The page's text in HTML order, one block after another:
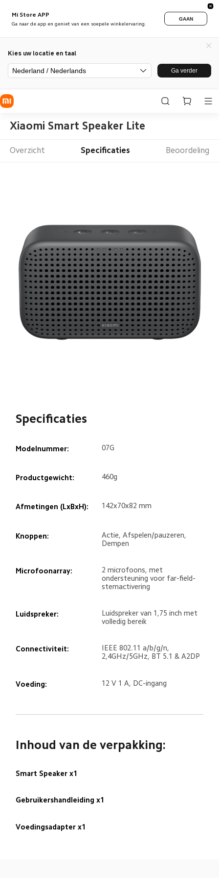
Mi Store APP
Ga naar de app en geniet van een soepele winkelervaring.
GAAN
Kies uw locatie en taal
Nederland / Nederlands Ga verder
Xiaomi Smart Speaker Lite
Overzicht Specificaties Beoordeling
Specificaties
Modelnummer: 07G
Productgewicht: 460g
Afmetingen (LxBxH): 142x70x82 mm
Knoppen:
Actie, Afspelen/pauzeren,
Dempen
Microfoonarray:
2 microfoons, met
ondersteuning voor far-field-
stemactivering
Luidspreker:
Luidspreker van 1,75 inch met
volledig bereik
Connectiviteit:
IEEE 802.11 a/b/g/n,
2,4GHz/5GHz, BT 5.1 & A2DP
Voeding: 12 V 1 A, DC-ingang
Inhoud van de verpakking:
Smart Speaker x1
Gebruikershandleiding x1
Voedingsadapter x1